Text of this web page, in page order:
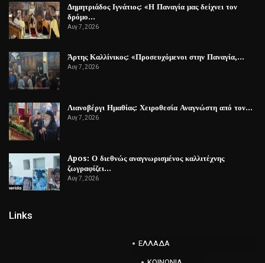
Δημητριάδος Ιγνάτιος: «Η Παναγία μας δείχνει τον
δρόμο…
Αυγ 7, 2026
Άρτης Καλλίνικος: «Προσευχόμενοι στην Παναγία,…
Αυγ 7, 2026
Λιανοβέργι Ημαθίας: Χειροθεσία Αναγνώστη από τον…
Αυγ 7, 2026
Apos: Ο διεθνώς αναγνωρισμένος καλλιτέχνης
ζωγραφίζει…
Αυγ 7, 2026
Links
ΕΛΛΑΔΑ